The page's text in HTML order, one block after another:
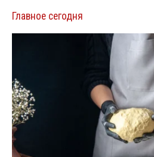
Главное сегодня